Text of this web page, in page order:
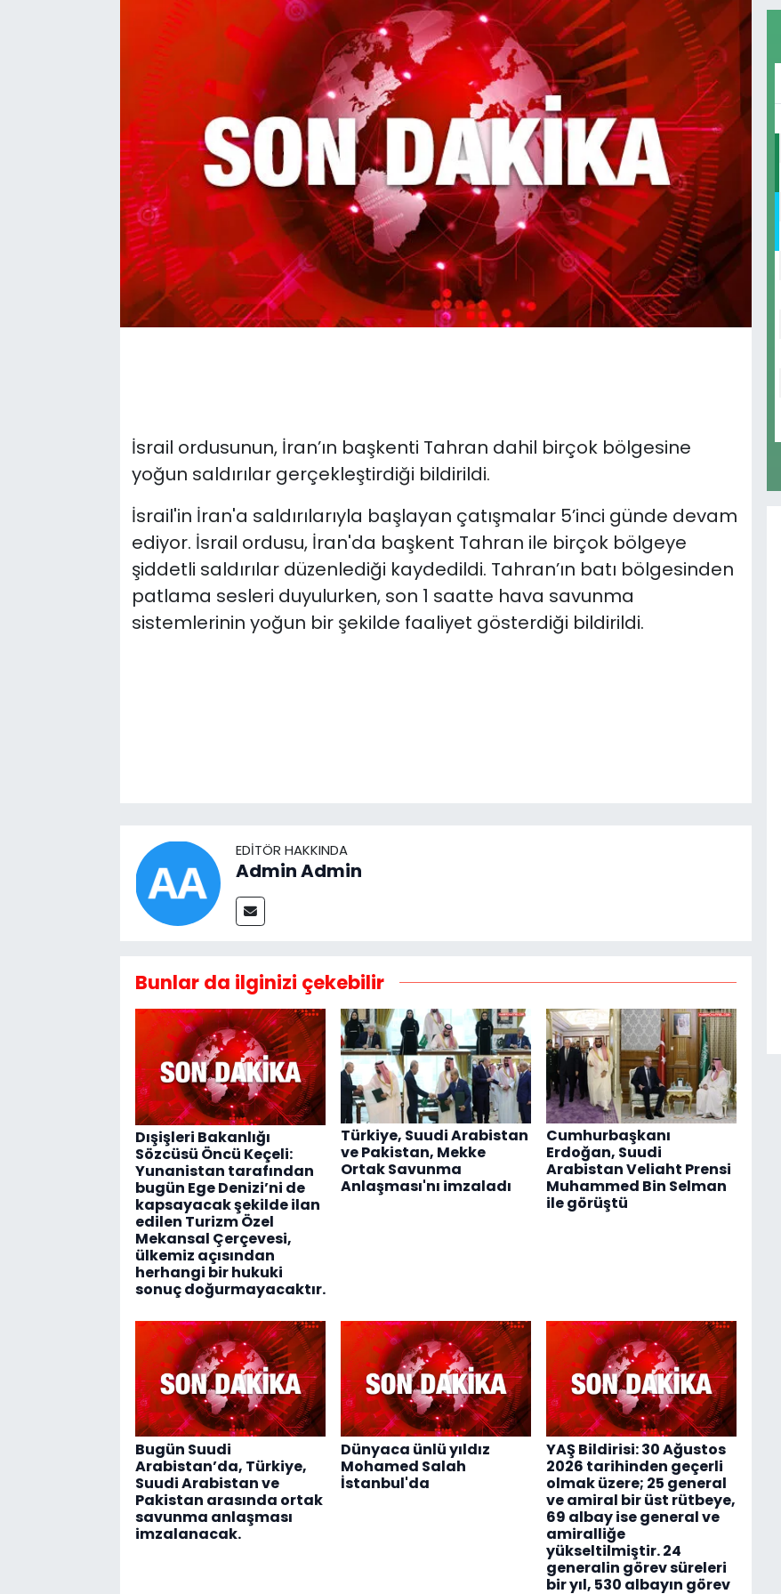
İsrail ordusunun, İran’ın başkenti Tahran dahil birçok bölgesine
yoğun saldırılar gerçekleştirdiği bildirildi.
İsrail'in İran'a saldırılarıyla başlayan çatışmalar 5’inci günde devam
ediyor. İsrail ordusu, İran'da başkent Tahran ile birçok bölgeye
şiddetli saldırılar düzenlediği kaydedildi. Tahran’ın batı bölgesinden
patlama sesleri duyulurken, son 1 saatte hava savunma
sistemlerinin yoğun bir şekilde faaliyet gösterdiği bildirildi.
EDITÖR HAKKINDA
Admin Admin
Bunlar da ilginizi çekebilir
Dışişleri Bakanlığı
Sözcüsü Öncü Keçeli:
Yunanistan tarafından
bugün Ege Denizi’ni de
kapsayacak şekilde ilan
edilen Turizm Özel
Mekansal Çerçevesi,
ülkemiz açısından
herhangi bir hukuki
sonuç doğurmayacaktır.
Türkiye, Suudi Arabistan
ve Pakistan, Mekke
Ortak Savunma
Anlaşması'nı imzaladı
Cumhurbaşkanı
Erdoğan, Suudi
Arabistan Veliaht Prensi
Muhammed Bin Selman
ile görüştü
Bugün Suudi
Arabistan’da, Türkiye,
Suudi Arabistan ve
Pakistan arasında ortak
savunma anlaşması
imzalanacak.
Dünyaca ünlü yıldız
Mohamed Salah
İstanbul'da
YAŞ Bildirisi: 30 Ağustos
2026 tarihinden geçerli
olmak üzere; 25 general
ve amiral bir üst rütbeye,
69 albay ise general ve
amiralliğe
yükseltilmiştir. 24
generalin görev süreleri
bir yıl, 530 albayın görev